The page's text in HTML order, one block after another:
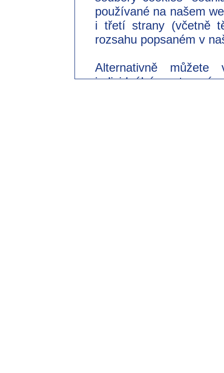
používané na našem
i třetí strany (včetně
rozsahu popsaném v
Alternativně
individuální nastavení